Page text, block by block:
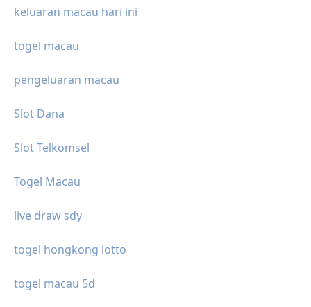
keluaran macau hari ini
togel macau
pengeluaran macau
Slot Dana
Slot Telkomsel
Togel Macau
live draw sdy
togel hongkong lotto
togel macau 5d